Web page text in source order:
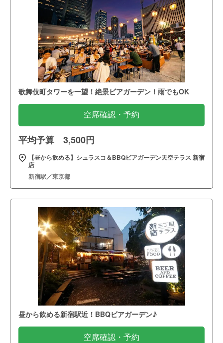
歌舞伎町タワーを一望！絶景ビアガーデン！雨でもOK
空席確認・予約
平均予算 3,500円
【昼から飲める】シュラスコ＆BBQビアガーデン天空テラス 新宿
店
新宿駅／東京都
昼から飲める新宿駅近！BBQビアガーデン♪
空席確認・予約